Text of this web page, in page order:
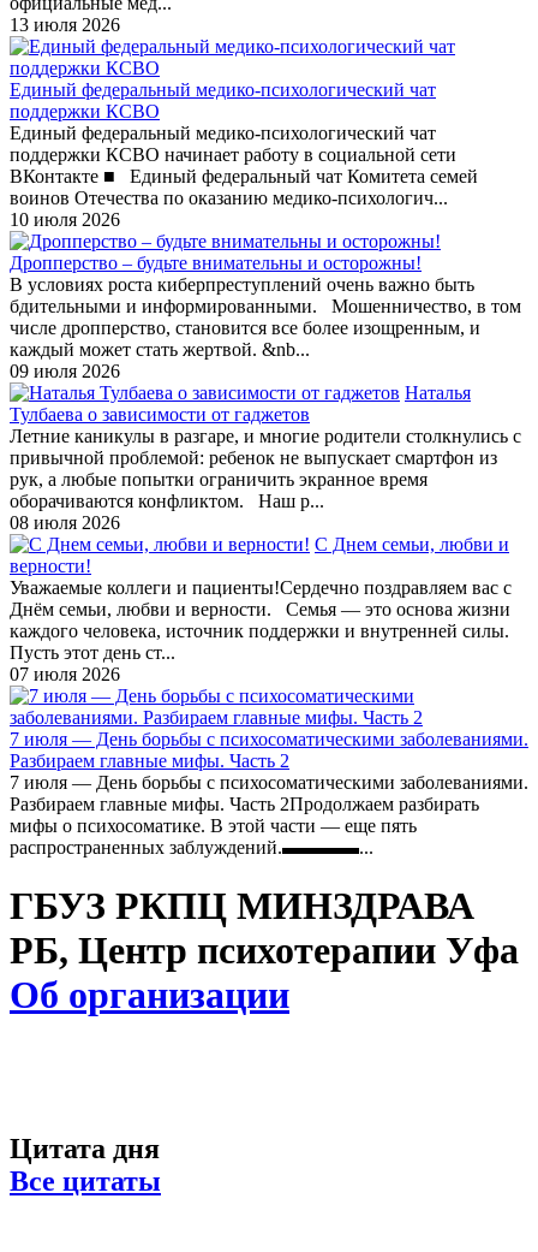
13 июля 2026
Единый федеральный медико-психологический чат
поддержки КСВО
Единый федеральный медико-психологический чат
поддержки КСВО начинает работу в социальной сети
ВКонтакте ■ Единый федеральный чат Комитета семей
воинов Отечества по оказанию медико-психологич...
10 июля 2026
Дропперство – будьте внимательны и осторожны!
В условиях роста киберпреступлений очень важно быть
бдительными и информированными. Мошенничество, в том
числе дропперство, становится все более изощренным, и
каждый может стать жертвой. &nb...
09 июля 2026
Наталья
Тулбаева о зависимости от гаджетов
Летние каникулы в разгаре, и многие родители столкнулись с
привычной проблемой: ребенок не выпускает смартфон из
рук, а любые попытки ограничить экранное время
оборачиваются конфликтом. Наш р...
08 июля 2026
С Днем семьи, любви и
верности!
Уважаемые коллеги и пациенты!Сердечно поздравляем вас с
Днём семьи, любви и верности. Семья — это основа жизни
каждого человека, источник поддержки и внутренней силы.
Пусть этот день ст...
07 июля 2026
7 июля — День борьбы с психосоматическими заболеваниями.
Разбираем главные мифы. Часть 2
7 июля — День борьбы с психосоматическими заболеваниями.
Разбираем главные мифы. Часть 2Продолжаем разбирать
мифы о психосоматике. В этой части — еще пять
распространенных заблуждений.▬▬▬▬...
ГБУЗ РКПЦ МИНЗДРАВА
РБ, Центр психотерапии Уфа
Об организации
Цитата дня
Все цитаты